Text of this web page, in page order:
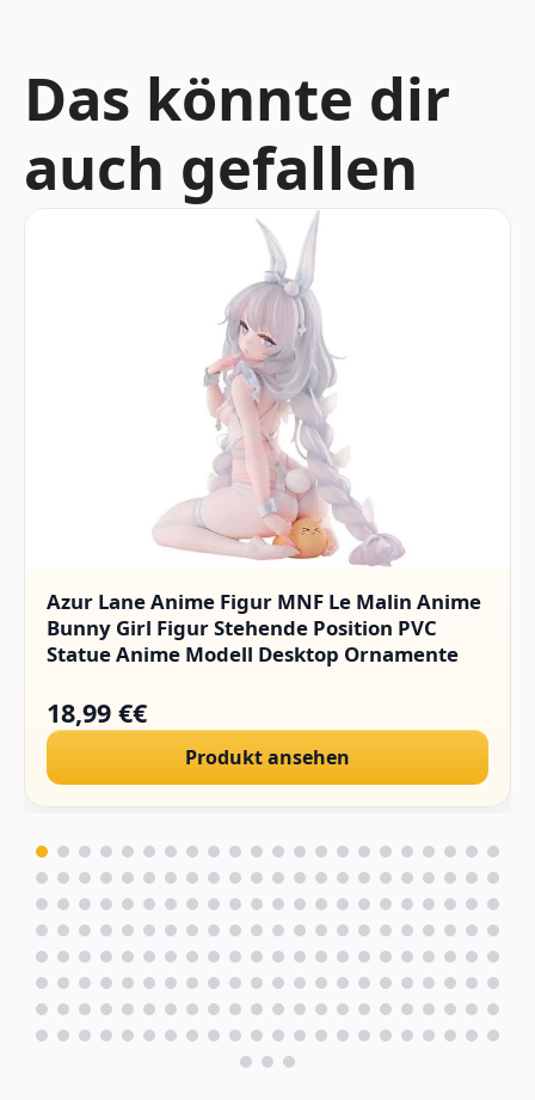
Das könnte dir
auch gefallen
Azur Lane Anime Figur MNF Le Malin Anime
Bunny Girl Figur Stehende Position PVC
Statue Anime Modell Desktop Ornamente
18,99 €€
Produkt ansehen